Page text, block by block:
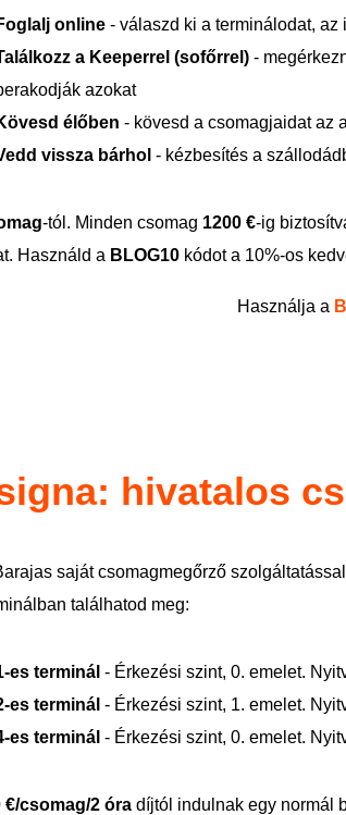
online - válaszd ki a terminálodat,
a Keeperrel (sofőrrel) -
azokat
élőben - kövesd a csomagjaidat az
vissza bárhol - kézbesítés a
-tól. Minden csomag 1200 €-ig
Használd a BLOG10 kódot a 10%-os
Használja a
hivatalos
saját csomagmegőrző
találhatod meg:
es terminál - Érkezési szint, 0. emelet.
es terminál - Érkezési szint, 1. emelet.
es terminál - Érkezési szint, 0. emelet.
€/csomag/2 óra díjtól indulnak egy normál